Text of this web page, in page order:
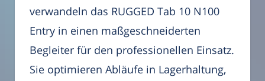
verwandeln das RUGGED Tab 10 N100
Entry in einen maßgeschneiderten
Begleiter für den professionellen Einsatz.
Sie optimieren Abläufe in Lagerhaltung,